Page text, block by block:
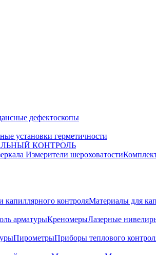
дефектоскопы
установки герметичности
КОНТРОЛЬ
Измерители шероховатости
капиллярного контроляМатериалы для
арматурыКреномерыЛазерные
ПирометрыПриборы теплового